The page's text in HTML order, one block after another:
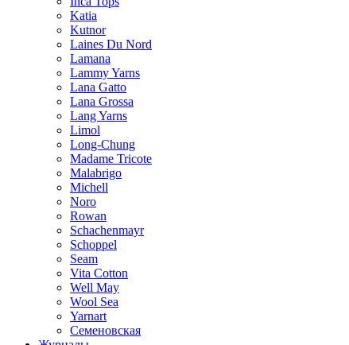
Katia
Kutnor
Laines Du Nord
Lamana
Lammy Yarns
Lana Gatto
Lana Grossa
Lang Yarns
Limol
Long-Chung
Madame Tricote
Malabrigo
Michell
Noro
Rowan
Schachenmayr
Schoppel
Seam
Vita Cotton
Well May
Wool Sea
Yarnart
Семеновская